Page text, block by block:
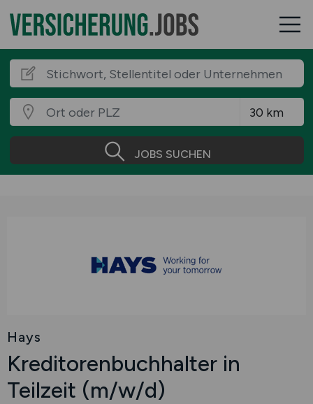
JOBS SUCHEN
Hays
Kreditorenbuchhalter in
Teilzeit (m/w/d)